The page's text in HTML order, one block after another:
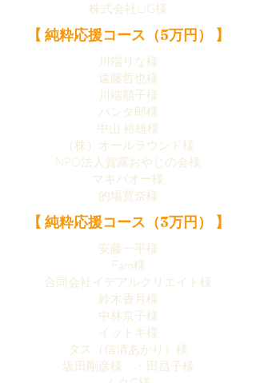
株式会社LIG様
【 純粋応援コース（5万円） 】
川端りな様
遠藤哲也様
川端順子様
パンタ郎様
中山 裕雄様
（株）オールラウンド様
NPO法人賀露おやじの会様
マキバオー様
的場寛奈様
【 純粋応援コース（3万円） 】
安藤一平様
Fam様
合同会社イデアルクリエイト様
鈴木香月様
中林京子様
イットキ様
タス（信清あかり）様
坂田剛彦様 ・田昌子様